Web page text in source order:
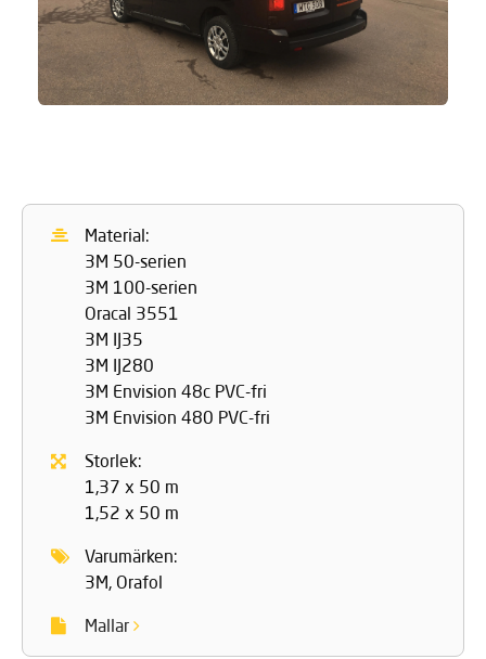
Material:
3M 50-serien
3M 100-serien
Oracal 3551
3M IJ35
3M IJ280
3M Envision 48c PVC-fri
3M Envision 480 PVC-fri
Storlek:
1,37 x 50 m
1,52 x 50 m
Varumärken:
3M, Orafol
Mallar